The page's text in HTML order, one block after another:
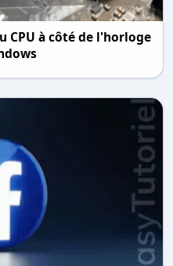
CPU à côté de l'horloge